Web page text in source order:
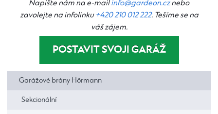
Napište nám na e-mailinfo@gardeon.cznebo
zavolejte na infolinku +420 210 012 222. Tešíme se na
váš zájem.
POSTAVIT SVOJI GARÁŽ
Garážové brány Hörmann
Sekcionální